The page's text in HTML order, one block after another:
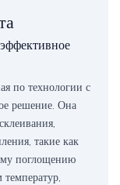
по технологии с
решение. Она
такие как
поглощению